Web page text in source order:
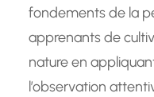
fondements de la
apprenants de
nature en
l’observation